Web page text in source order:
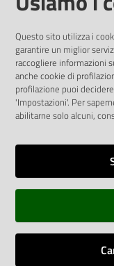
Pubblicità legale
Privacy Policy
Attuazione Misure
Liste di Attesa
ENTI, IMPRESE E
Fatturazione
Richiesta Patrocinio
Dichiarazione di
Questo sito utilizza i
garantire un miglior
raccogliere informazioni
anche cookie di
profilazione puoi
'Impostazioni'. Per
abilitarne solo alcuni,